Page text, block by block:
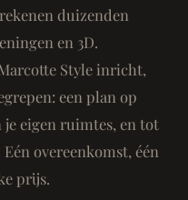
duizenden
en 3D.
Style inricht,
een plan op
je eigen ruimtes, en tot
overeenkomst, één
prijs.